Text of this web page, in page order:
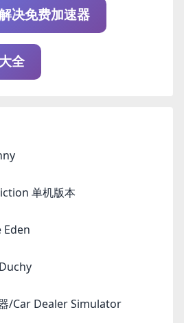
决免费加速器
全
双影奇境/Split Fiction 单机版本
Eden
/Car Dealer Simulator